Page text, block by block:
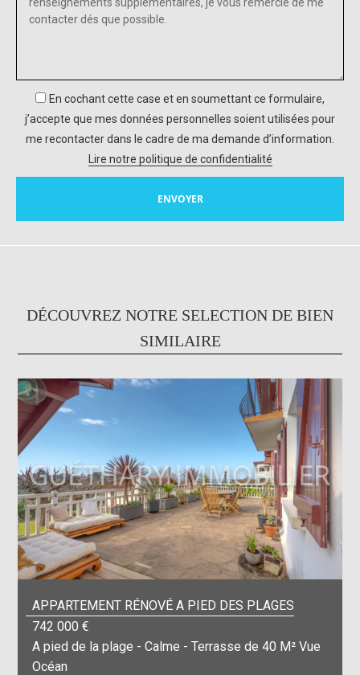
En cochant cette case et en soumettant ce formulaire,
j’accepte que mes données personnelles soient utilisées pour
me recontacter dans le cadre de ma demande d’information.
Lire notre politique de confidentialité
DÉCOUVREZ NOTRE SELECTION DE BIEN
SIMILAIRE
APPARTEMENT RÉNOVÉ A PIED DES PLAGES
742 000 €
A pied de la plage - Calme - Terrasse de 40 M² Vue
Océan